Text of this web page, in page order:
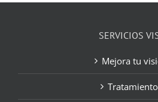
SERVICIOS
Mejora tu